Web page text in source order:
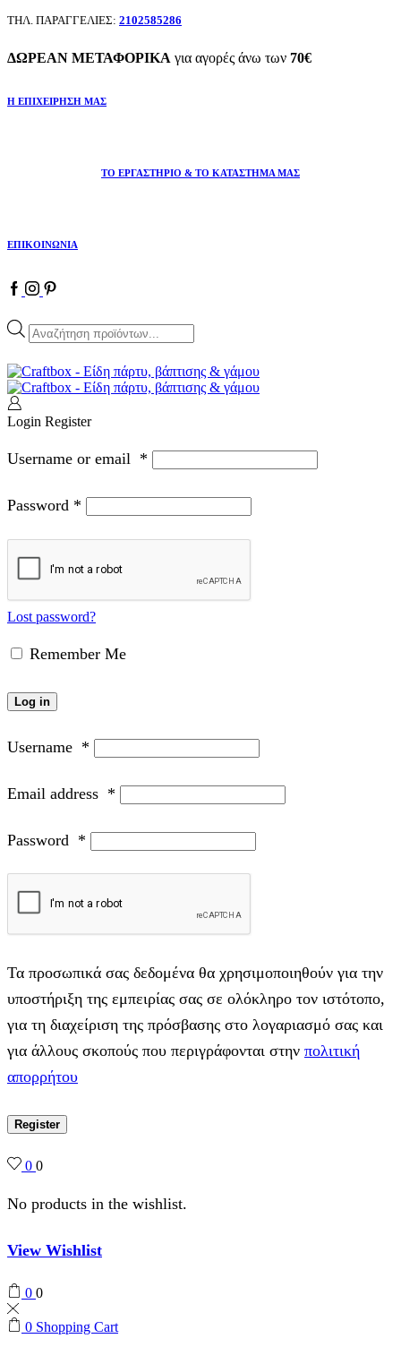
ΤΗΛ. ΠΑΡΑΓΓΕΛΙΕΣ: 2102585286
ΔΩΡΕΑΝ ΜΕΤΑΦΟΡΙΚΑ για αγορές άνω των 70€
Η ΕΠΙΧΕΙΡΗΣΗ ΜΑΣ
ΤΟ ΕΡΓΑΣΤΗΡΙΟ & ΤΟ ΚΑΤΑΣΤΗΜΑ ΜΑΣ
ΕΠΙΚΟΙΝΩΝΙΑ
Facebook
Instagram
Pinterest
Products
search
Login Register
Username or email *
Password *
Lost password?
Remember Me
Log in
Username *
Email address *
Password *
Τα προσωπικά σας δεδομένα θα χρησιμοποιηθούν για την
υποστήριξη της εμπειρίας σας σε ολόκληρο τον ιστότοπο,
για τη διαχείριση της πρόσβασης στο λογαριασμό σας και
για άλλους σκοπούς που περιγράφονται στην πολιτική
απορρήτου
Register
0 0
No products in the wishlist.
View Wishlist
0 0
0 Shopping Cart